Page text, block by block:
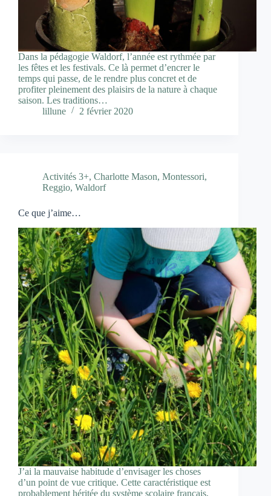
Dans la pédagogie Waldorf, l’année est rythmée par
les fêtes et les festivals. Ce là permet d’encrer le
temps qui passe, de le rendre plus concret et de
profiter pleinement des plaisirs de la nature à chaque
saison. Les traditions…
lillune
2 février 2020
Activités 3+, Charlotte Mason, Montessori,
Reggio, Waldorf
Ce que j’aime…
J’ai la mauvaise habitude d’envisager les choses
d’un point de vue critique. Cette caractéristique est
probablement héritée du système scolaire français,